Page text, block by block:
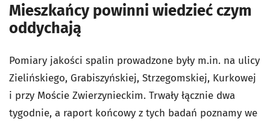
Mieszkańcy powinni wiedzieć czym
oddychają
Pomiary jakości spalin prowadzone były m.in. na ulicy
Zielińskiego, Grabiszyńskiej, Strzegomskiej, Kurkowej
i przy Moście Zwierzynieckim. Trwały łącznie dwa
tygodnie, a raport końcowy z tych badań poznamy we